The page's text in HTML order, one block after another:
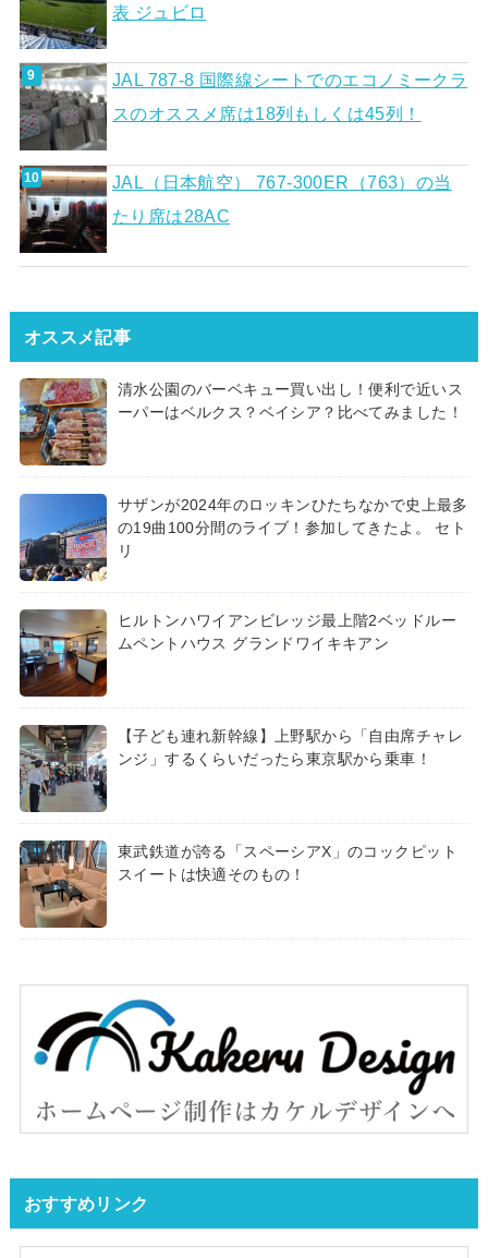
表 ジュビロ
JAL 787-8 国際線シートでのエコノミークラ
スのオススメ席は18列もしくは45列！
JAL（日本航空） 767-300ER（763）の当
たり席は28AC
オススメ記事
清水公園のバーベキュー買い出し！便利で近いス
ーパーはベルクス？ベイシア？比べてみました！
サザンが2024年のロッキンひたちなかで史上最多
の19曲100分間のライブ！参加してきたよ。 セト
リ
ヒルトンハワイアンビレッジ最上階2ベッドルー
ムペントハウス グランドワイキキアン
【子ども連れ新幹線】上野駅から「自由席チャレ
ンジ」するくらいだったら東京駅から乗車！
東武鉄道が誇る「スペーシアX」のコックピット
スイートは快適そのもの！
おすすめリンク